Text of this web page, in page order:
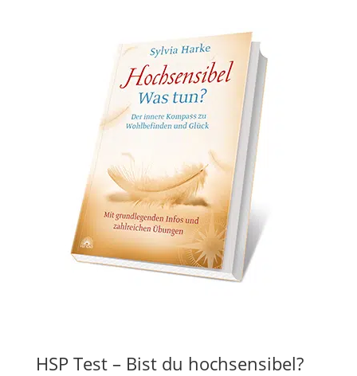
HSP Test – Bist du hochsensibel?